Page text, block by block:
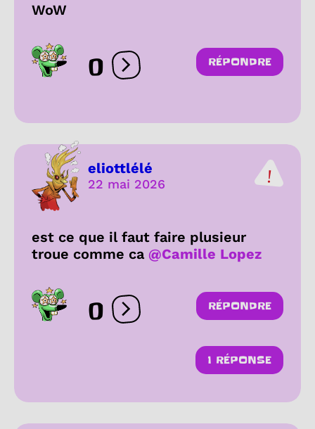
WoW
0 Ouvrir les réactions
RÉPONDRE
eliottlélé
22 mai 2026
est ce que il faut faire plusieur
troue comme ca @Camille Lopez
0 Ouvrir les réactions
RÉPONDRE
1 RÉPONSE